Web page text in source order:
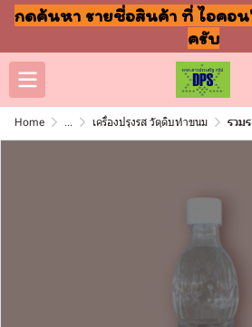
กดค้นหา รายชื่อสินค้า ที่ ไอคอ
ครับ
Home ... เครื่องปรุงรส วัตุดิบทำขนม รวมร